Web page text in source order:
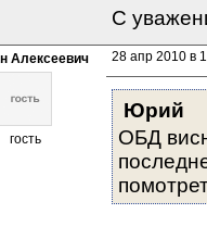
С
Алексеевич
гость
28 апр 2010 в
Юрий
ОБД